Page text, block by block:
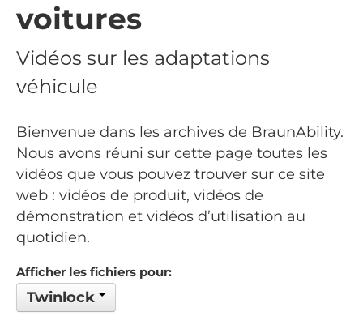
voitures
Vidéos sur les adaptations
véhicule
Bienvenue dans les archives de BraunAbility.
Nous avons réuni sur cette page toutes les
vidéos que vous pouvez trouver sur ce site
web : vidéos de produit, vidéos de
démonstration et vidéos d’utilisation au
quotidien.
Afficher les fichiers pour:
Twinlock